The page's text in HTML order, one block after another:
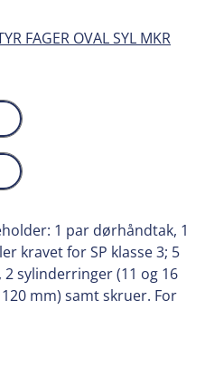
1 par dørhåndtak, 1
kravet for SP klasse 3; 5
sylinderringer (11 og 16
mm) samt skruer. For